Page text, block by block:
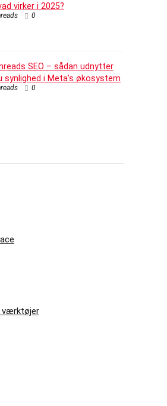
virker i 2025?
0
SEO – sådan udnytter
synlighed i Meta’s økosystem
0
værktøjer